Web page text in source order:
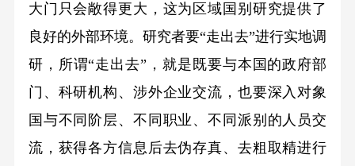
大门只会敞得更大，这为区域国别研究提供了
良好的外部环境。研究者要“走出去”进行实地调
研，所谓“走出去”，就是既要与本国的政府部
门、科研机构、涉外企业交流，也要深入对象
国与不同阶层、不同职业、不同派别的人员交
流，获得各方信息后去伪存真、去粗取精进行